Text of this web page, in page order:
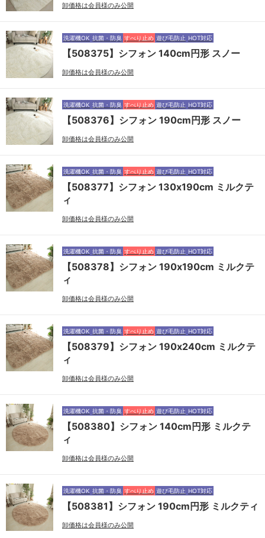
卸価格は会員様のみ公開
洗濯機OK 抗菌・防臭 すべり止め 遊び毛防止 HOT対応
【508375】シフォン 140cm円形 スノー
卸価格は会員様のみ公開
洗濯機OK 抗菌・防臭 すべり止め 遊び毛防止 HOT対応
【508376】シフォン 190cm円形 スノー
卸価格は会員様のみ公開
洗濯機OK 抗菌・防臭 すべり止め 遊び毛防止 HOT対応
【508377】シフォン 130x190cm ミルクテ
ィ
卸価格は会員様のみ公開
洗濯機OK 抗菌・防臭 すべり止め 遊び毛防止 HOT対応
【508378】シフォン 190x190cm ミルクテ
ィ
卸価格は会員様のみ公開
洗濯機OK 抗菌・防臭 すべり止め 遊び毛防止 HOT対応
【508379】シフォン 190x240cm ミルクテ
ィ
卸価格は会員様のみ公開
洗濯機OK 抗菌・防臭 すべり止め 遊び毛防止 HOT対応
【508380】シフォン 140cm円形 ミルクテ
ィ
卸価格は会員様のみ公開
洗濯機OK 抗菌・防臭 すべり止め 遊び毛防止 HOT対応
【508381】シフォン 190cm円形 ミルクティ
卸価格は会員様のみ公開